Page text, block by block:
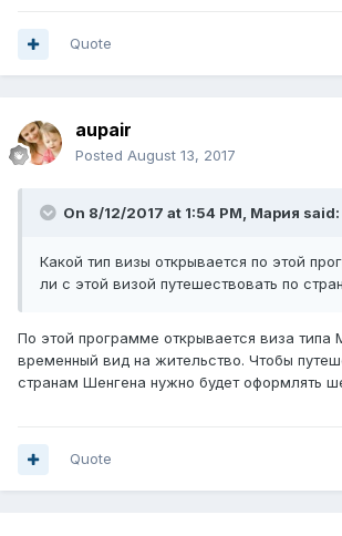
Quote
aupair
Posted August 13, 2017
On 8/12/2017 at 1:54 PM, Мария said:
Какой тип визы открывается по этой
ли с этой визой путешествовать по
По этой программе открывается виза типа
временный вид на жительство. Чтобы
странам Шенгена нужно будет оформлять
Quote